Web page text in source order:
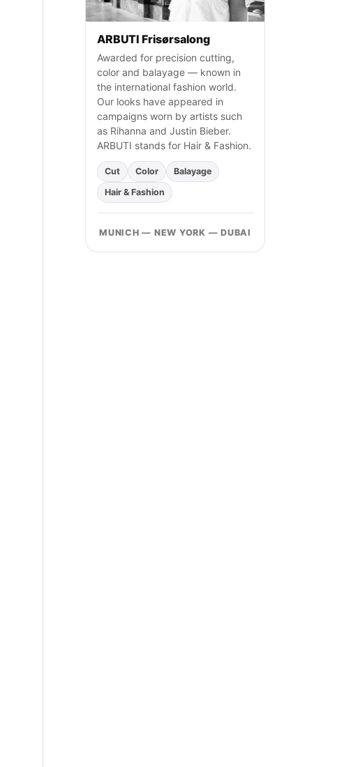
:
ARBUTI Frisørsalong
Awarded for precision cutting,
color and balayage — known in
the international fashion world.
Our looks have appeared in
campaigns worn by artists such
as Rihanna and Justin Bieber.
ARBUTI stands for Hair & Fashion.
Cut Color
Balayage
Hair & Fashion
MUNICH — NEW YORK — DUBAI